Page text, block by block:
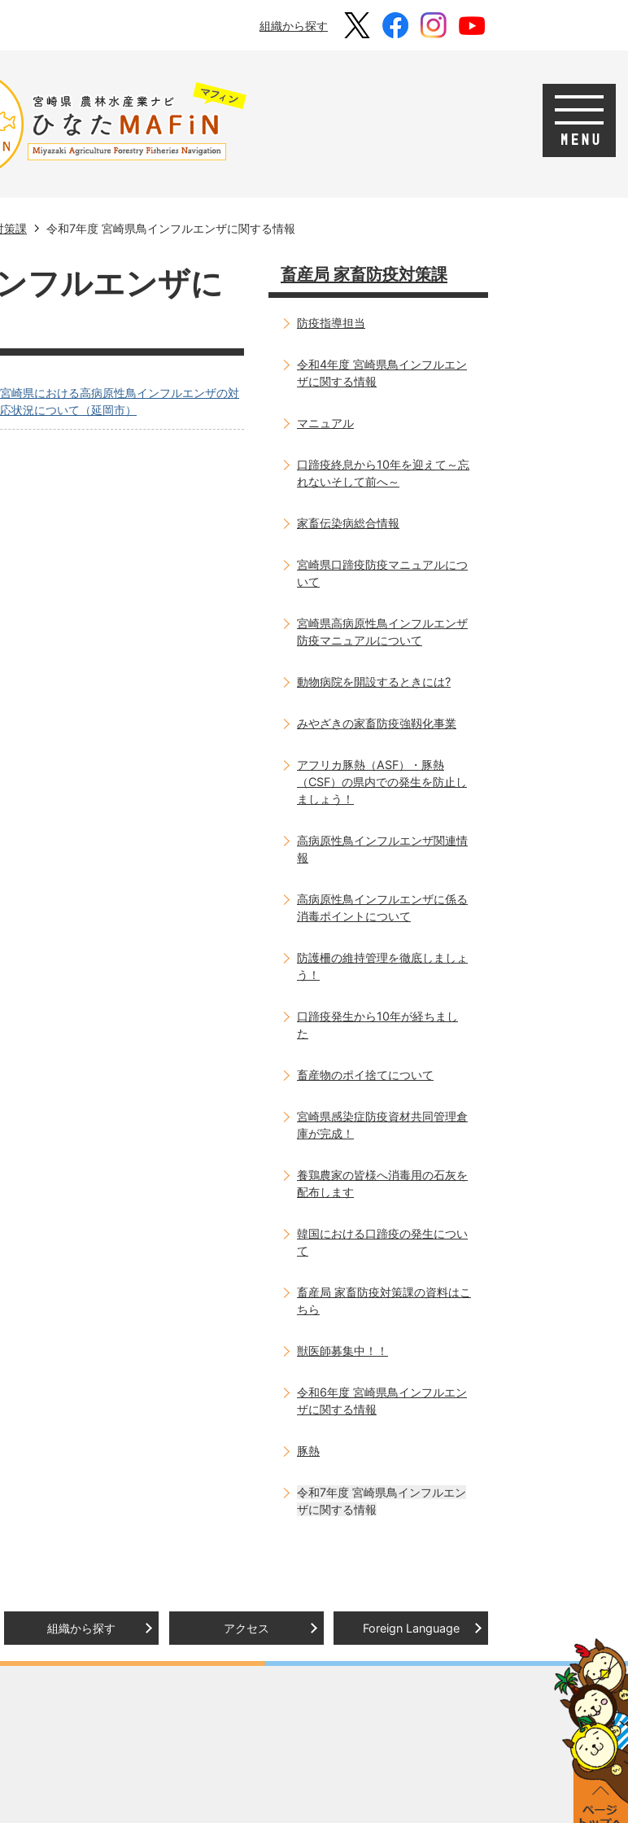
組織から探す
策課 令和7年度 宮崎県鳥インフルエンザに関する情報
フルエンザに
宮崎県における高病原性鳥インフルエンザの対
応状況について（延岡市）
畜産局 家畜防疫対策課
防疫指導担当
令和4年度 宮崎県鳥インフルエン
ザに関する情報
マニュアル
口蹄疫終息から10年を迎えて～忘
れないそして前へ～
家畜伝染病総合情報
宮崎県口蹄疫防疫マニュアルにつ
いて
宮崎県高病原性鳥インフルエンザ
防疫マニュアルについて
動物病院を開設するときには?
みやざきの家畜防疫強靱化事業
アフリカ豚熱（ASF）・豚熱
（CSF）の県内での発生を防止し
ましょう！
高病原性鳥インフルエンザ関連情
報
高病原性鳥インフルエンザに係る
消毒ポイントについて
防護柵の維持管理を徹底しましょ
う！
口蹄疫発生から10年が経ちまし
た
畜産物のポイ捨てについて
宮崎県感染症防疫資材共同管理倉
庫が完成！
養鶏農家の皆様へ消毒用の石灰を
配布します
韓国における口蹄疫の発生につい
て
畜産局 家畜防疫対策課の資料はこ
ちら
獣医師募集中！！
令和6年度 宮崎県鳥インフルエン
ザに関する情報
豚熱
令和7年度 宮崎県鳥インフルエン
ザに関する情報
組織から探す アクセス Foreign Language